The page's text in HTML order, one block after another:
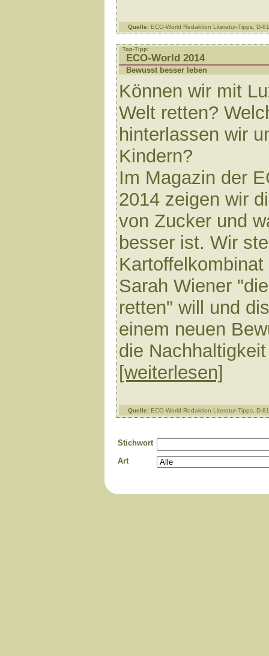
Quelle: ECO-World Redaktion Literatur-Tipps, D-
Top-Tipp:
ECO-World 2014
Bewusst besser leben
Können wir mit
Welt retten?
hinterlassen wir
Kindern?
Im Magazin der
2014 zeigen wir
von Zucker und
besser ist. Wir
Sarah Wiener
retten" will und
einem neuen
die
[weiterlesen]
Quelle: ECO-World Redaktion Literatur-Tipps, D-
Stichwort
Art